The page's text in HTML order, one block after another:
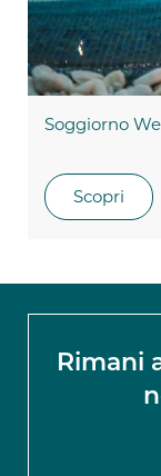
Soggiorno
Scopri
Rimani